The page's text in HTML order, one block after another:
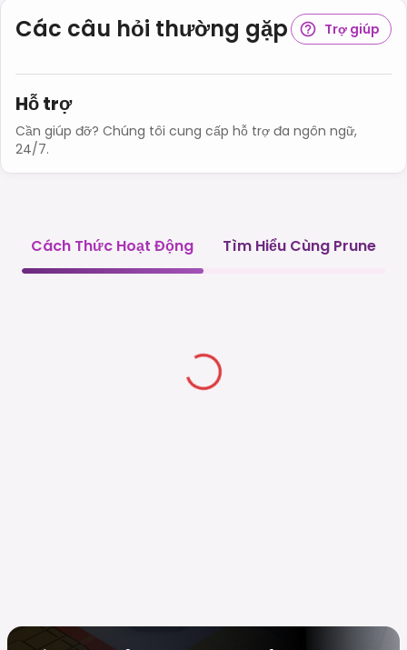
Các câu hỏi thường gặp Trợ giúp
Hỗ trợ
Cần giúp đỡ? Chúng tôi cung cấp hỗ trợ đa ngôn ngữ,
24/7.
Cách Thức Hoạt Động Tìm Hiểu Cùng Prune